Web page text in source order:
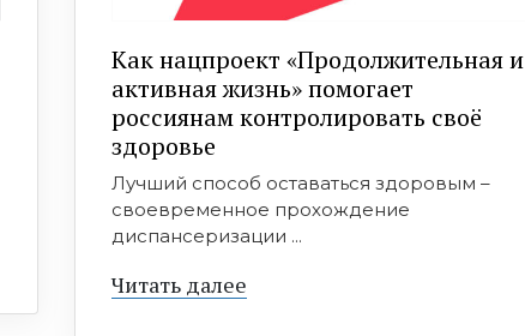
Как нацпроект «Продолжительная и
активная жизнь» помогает
россиянам контролировать своё
здоровье
Лучший способ оставаться здоровым –
своевременное прохождение
диспансеризации ...
Читать далее